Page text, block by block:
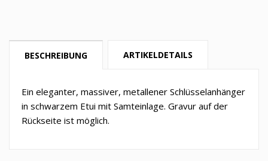
BESCHREIBUNG ARTIKELDETAILS
Ein eleganter, massiver, metallener Schlüsselanhänger
in schwarzem Etui mit Samteinlage. Gravur auf der
Rückseite ist möglich.